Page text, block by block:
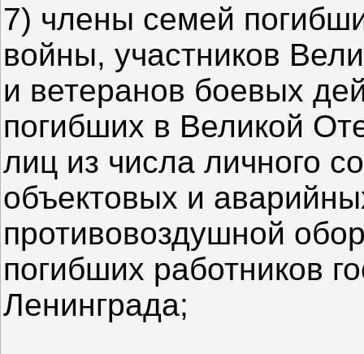
7) члены семей
войны, участников
и ветеранов боевых
погибших в Великой
лиц из числа личного
объектовых и
противовоздушной
погибших работников
Ленинграда;